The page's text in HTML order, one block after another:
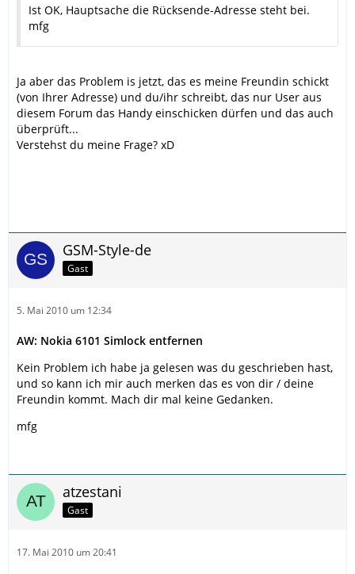
Ist OK, Hauptsache die Rücksende-Adresse steht bei.
mfg
Ja aber das Problem is jetzt, das es meine Freundin schickt
(von Ihrer Adresse) und du/ihr schreibt, das nur User aus
diesem Forum das Handy einschicken dürfen und das auch
überprüft...
Verstehst du meine Frage? xD
GSM-Style-de
Gast
5. Mai 2010 um 12:34
AW: Nokia 6101 Simlock entfernen
Kein Problem ich habe ja gelesen was du geschrieben hast,
und so kann ich mir auch merken das es von dir / deine
Freundin kommt. Mach dir mal keine Gedanken.
mfg
atzestani
Gast
17. Mai 2010 um 20:41